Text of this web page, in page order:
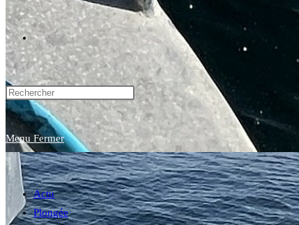
Toggle
website
search
Menu Fermer
Actu
Plongée